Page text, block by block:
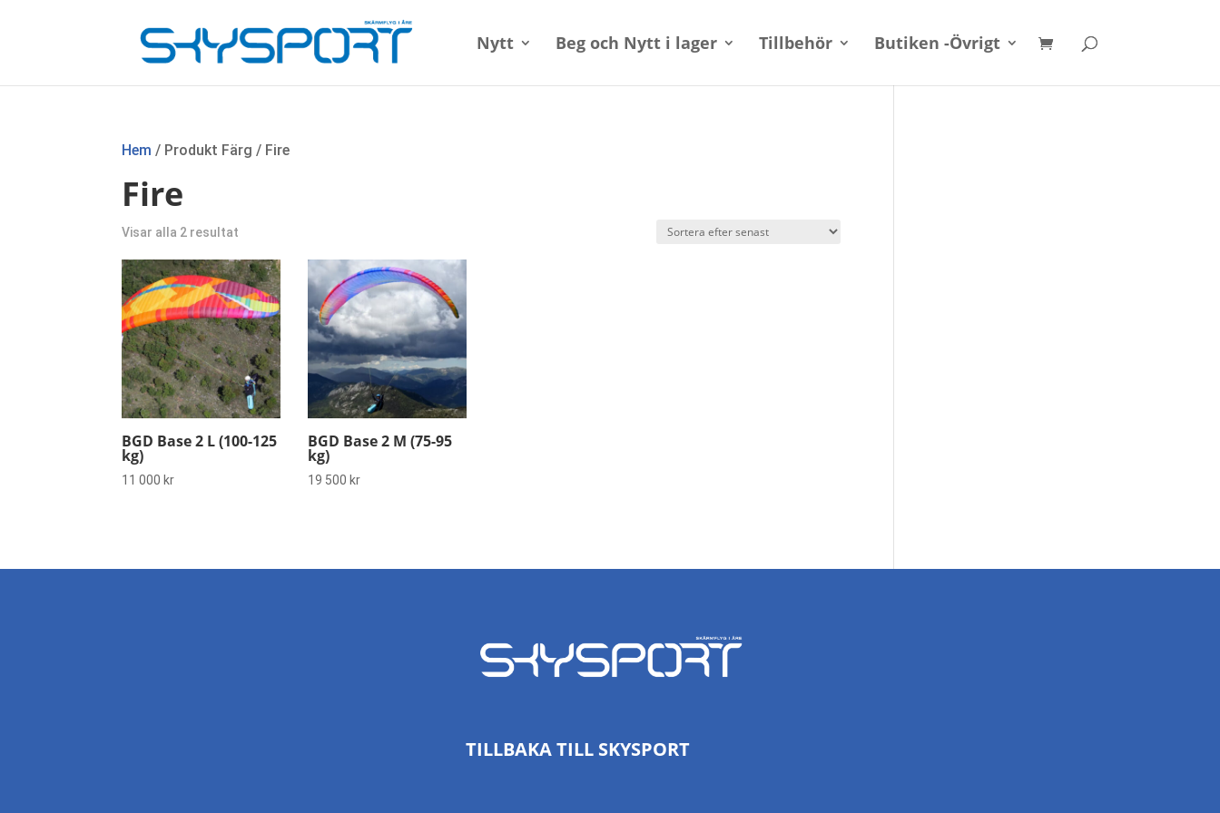
Nytt Beg och Nytt i lager Tillbehör Butiken -Övrigt
Hem / Produkt Färg / Fire
Fire
Visar alla 2 resultat
efter
senaste
BGD Base 2 L (100-125
kg)
11 000kr
BGD Base 2 M (75-95
kg)
19 500kr
TILLBAKA TILL SKYSPORT